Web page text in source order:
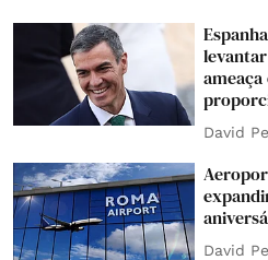
David
David